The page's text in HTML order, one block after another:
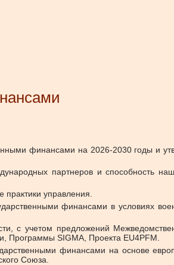
финансами на 2026-2030 годы и
партнеров и способность
управления.
финансами в условиях
с учетом предложений
Программы SIGMA, Проекта EU4PFM.
финансами на основе
Союза.